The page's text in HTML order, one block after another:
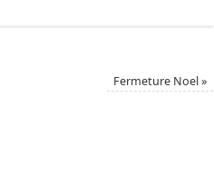
Fermeture Noel»